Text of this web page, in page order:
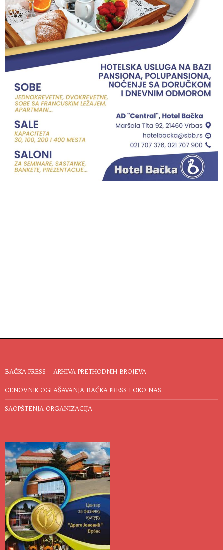
BAČKA PRESS – ARHIVA PRETHODNIH BROJEVA
CENOVNIK OGLAŠAVANJA BAČKA PRESS I OKO NAS
SAOPŠTENJA ORGANIZACIJA